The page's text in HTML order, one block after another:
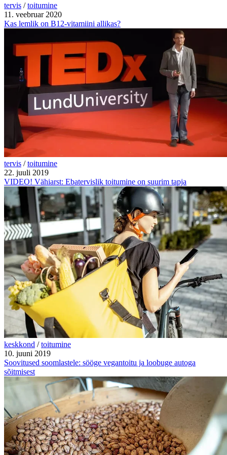
tervis / toitumine
11. veebruar 2020
Kas lemlik on B12-vitamiini allikas?
tervis / toitumine
22. juuli 2019
VIDEO! Vähiarst: Ebatervislik toitumine on suurim tapja
keskkond / toitumine
10. juuni 2019
Soovitused soomlastele: sööge vegantoitu ja loobuge autoga
sõitmisest